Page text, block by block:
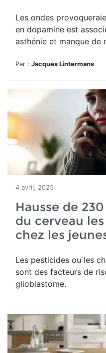
Les ondes
en dopamine est
asthénie et manque de
Par : Jacques Lintermans
4 avril, 2025
Hausse de
du cerveau
chez les
Les pesticides ou les
sont des facteurs de
glioblastome.